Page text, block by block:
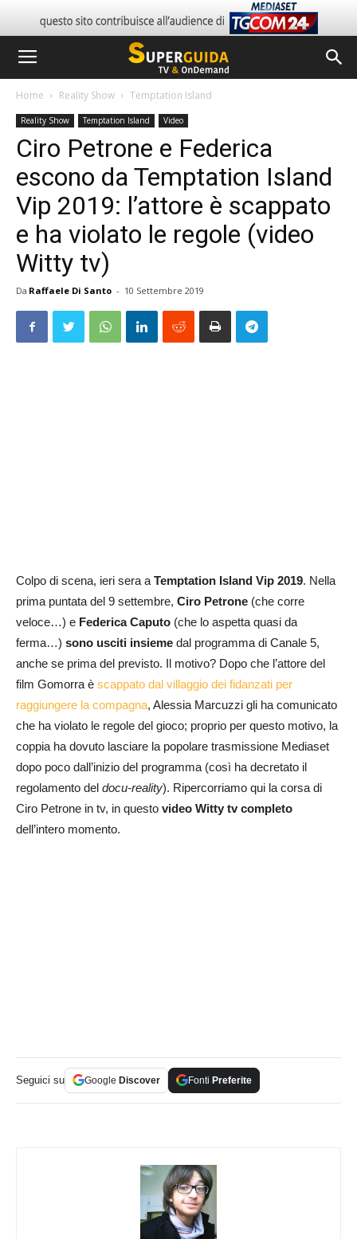
Home Reality Show Temptation Island
Reality Show Temptation Island Video
Ciro Petrone e Federica
escono da Temptation Island
Vip 2019: l’attore è scappato
e ha violato le regole (video
Witty tv)
Da Raffaele Di Santo - 10 Settembre 2019
Colpo di scena, ieri sera aTemptation Island Vip 2019. Nella
prima puntata del 9 settembre, Ciro Petrone (che corre
veloce…) e Federica Caputo (che lo aspetta quasi da
ferma…) sono usciti insieme dal programma di Canale 5,
anche se prima del previsto. Il motivo? Dopo che l’attore del
film Gomorra è scappato dal villaggio dei fidanzati per
raggiungere la compagna, Alessia Marcuzzi gli ha comunicato
che ha violato le regole del gioco; proprio per questo motivo, la
coppia ha dovuto lasciare la popolare trasmissione Mediaset
dopo poco dall’inizio del programma (così ha decretato il
regolamento del docu-reality). Ripercorriamo qui la corsa di
Ciro Petrone in tv, in questo video Witty tv completo
dell’intero momento.
Seguici su Google Discover Fonti Preferite